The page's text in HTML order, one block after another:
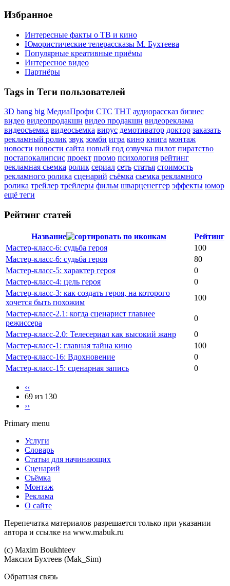
Избранное
Интересные факты о ТВ и кино
Юмористические телерассказы М. Бухтеева
Популярные креативные приёмы
Интересное видео
Партнёры
Tags in Теги пользователей
3D bang big МедиаПрофи СТС ТНТ аудиорассказ бизнес
видео видеопродакшн видео продакшн видеореклама
видеосъемка видеосьемка вирус демотиватор доктор заказать
рекламный ролик звук зомби игра кино книга монтаж
новости новости сайта новый год озвучка пилот пиратство
постапокалипсис проект промо психология рейтинг
рекламная сьемка ролик сериал сеть статья стоимость
рекламного ролика сценарий съёмка сьемка рекламного
ролика трейлер трейлеры фильм шварценеггер эффекты юмор
ещё теги
Рейтинг статей
Название
Рейтинг
Мастер-класс-6: судьба героя
100
Мастер-класс-6: судьба героя
80
Мастер-класс-5: характер героя
0
Мастер-класс-4: цель героя
0
Мастер-класс-3: как создать героя, на которого
хочется быть похожим
100
Мастер-класс-2.1: когда сценарист главнее
режиссера
0
Мастер-класс-2.0: Телесериал как высокий жанр
0
Мастер-класс-1: главная тайна кино
100
Мастер-класс-16: Вдохновение
0
Мастер-класс-15: сценарная запись
0
‹‹
69 из 130
››
Primary menu
Услуги
Словарь
Статьи для начинающих
Сценарий
Съёмка
Монтаж
Реклама
О сайте
Перепечатка материалов разрешается только при указании
автора и ссылке на www.mabuk.ru
(c) Maхim Boukhteev
Максим Бухтеев (Mak_Sim)
Обратная связь